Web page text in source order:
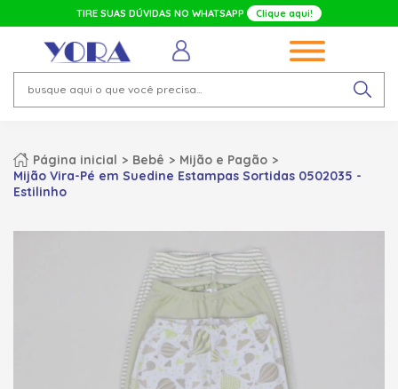
TIRE SUAS DÚVIDAS NO WHATSAPP Clique aqui!
Página inicial Bebê
Mijão e Pagão
Mijão Vira-Pé em Suedine Estampas Sortidas 0502035 -
Estilinho